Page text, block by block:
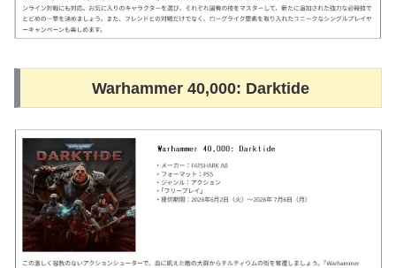
Warhammer 40,000: Darktide